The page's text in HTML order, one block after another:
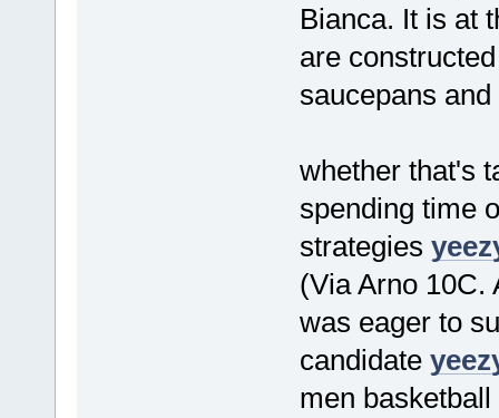
Bianca. It is at
are
saucepans
whether that's
spending time
strategies
(Via Arno 10C.
was eager to
candidate
men